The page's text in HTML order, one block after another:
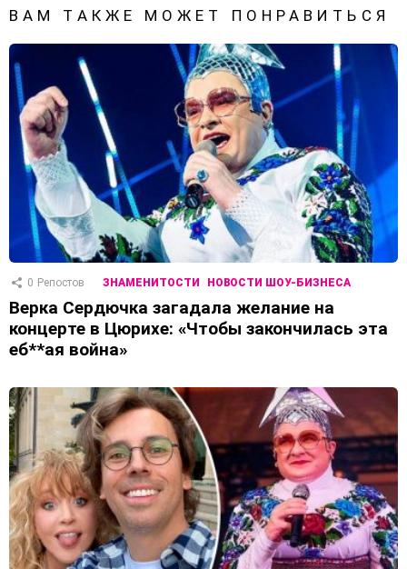
ВАМ ТАКЖЕ МОЖЕТ ПОНРАВИТЬСЯ
0 Репостов ЗНАМЕНИТОСТИ НОВОСТИ ШОУ-БИЗНЕСА
Верка Сердючка загадала желание на
концерте в Цюрихе: «Чтобы закончилась эта
еб**ая война»